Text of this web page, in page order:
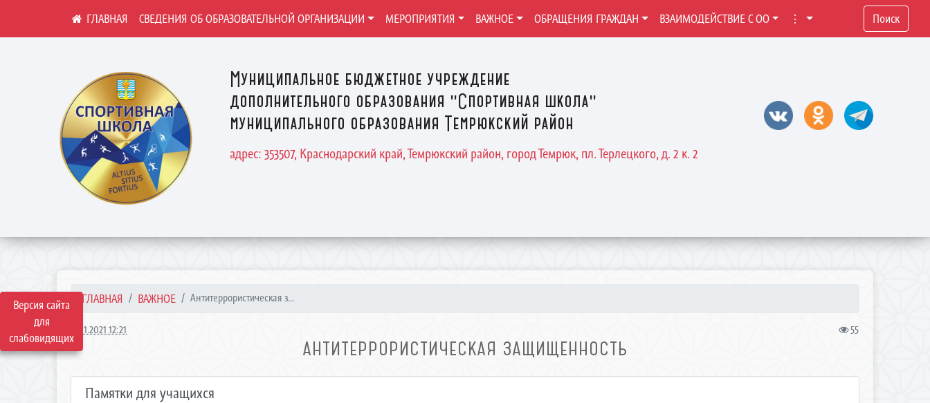
Версия сайта
для
слабовидящих
Муниципальное бюджетное учреждение
дополнительного образования "Спортивная школа"
муниципального образования Темрюкский район
адрес: 353507, Краснодарский край, Темрюкский район, город Темрюк, пл. Терлецкого, д. 2 к. 2
СВЕДЕНИЯ ОБ ОБРАЗОВАТЕЛЬНОЙ ОРГАНИЗАЦИИ МЕРОПРИЯТИЯ ВАЖНОЕ ОБРАЩЕНИЯ ГРАЖДАН ВЗАИМОДЕЙСТВИЕ С ОО ⋮ Поиск
ГЛАВНАЯ ВАЖНОЕ Антитеррористическая з...
14.11.2021 12:21 55
АНТИТЕРРОРИСТИЧЕСКАЯ ЗАЩИЩЕННОСТЬ
Памятки для учащихся